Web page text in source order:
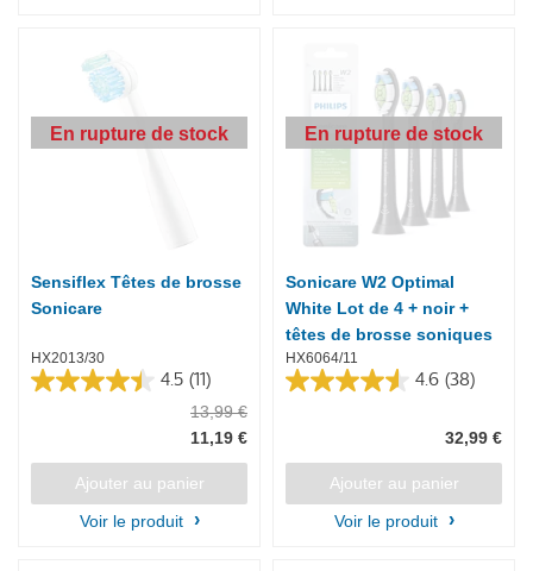
En rupture de stock
Sensiflex Têtes de brosse
Sonicare
HX2013/30
4.5 (11)
4.5
13,99 €
11,19 €
Ajouter au panier
Voir le produit
En rupture de stock
Sonicare W2 Optimal
White Lot de 4 + noir +
têtes de brosse soniques
HX6064/11
4.6 (38)
4.6
32,99 €
Ajouter au panier
Voir le produit